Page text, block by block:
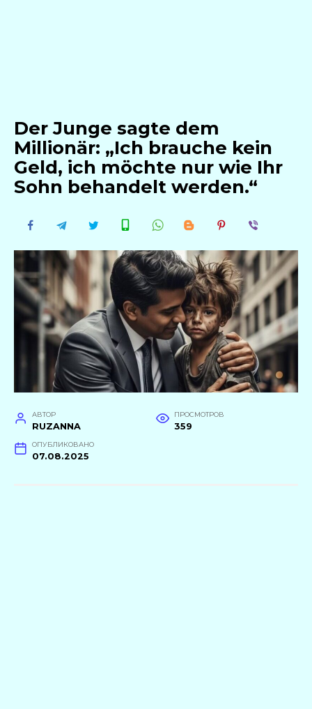
Der Junge sagte dem
Millionär: „Ich brauche kein
Geld, ich möchte nur wie Ihr
Sohn behandelt werden.“
АВТОР
RUZANNA
ПРОСМОТРОВ
359
ОПУБЛИКОВАНО
07.08.2025